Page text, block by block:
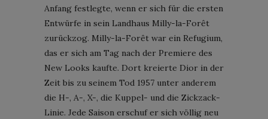
Anfang festlegte, wenn er sich für die ersten
Entwürfe in sein Landhaus Milly-la-Forêt
zurückzog. Milly-la-Forêt war ein Refugium,
das er sich am Tag nach der Premiere des
New Looks kaufte. Dort kreierte Dior in der
Zeit bis zu seinem Tod 1957 unter anderem
die H-, A-, X-, die Kuppel- und die Zickzack-
Linie. Jede Saison erschuf er sich völlig neu